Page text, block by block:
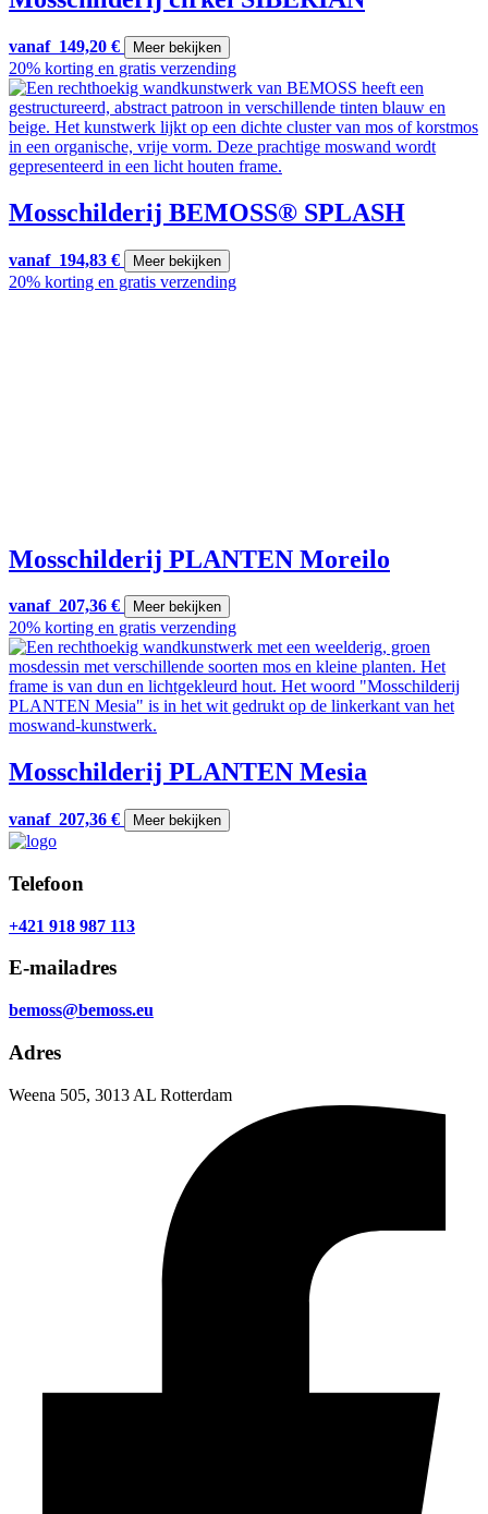
vanaf 149,20 € Meer bekijken
20% korting en gratis verzending
Mosschilderij BEMOSS® SPLASH
vanaf 194,83 € Meer bekijken
20% korting en gratis verzending
Mosschilderij PLANTEN Moreilo
vanaf 207,36 € Meer bekijken
20% korting en gratis verzending
Mosschilderij PLANTEN Mesia
vanaf 207,36 € Meer bekijken
Telefoon
+421 918 987 113
E-mailadres
bemoss@bemoss.eu
Adres
Weena 505, 3013 AL Rotterdam